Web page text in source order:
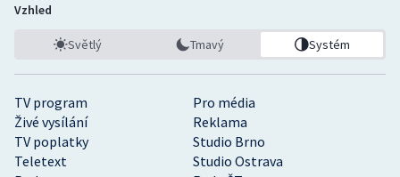
TV program
Pro média
Živé vysílání
Reklama
TV poplatky
Studio Brno
Teletext
Studio Ostrava
Vzhled
Světlý Tmavý Systém